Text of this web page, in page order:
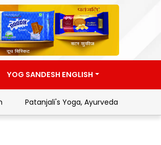
YOG SANDESH ENGLISH
Patanjali's Yoga, Ayurveda and Swadeshi